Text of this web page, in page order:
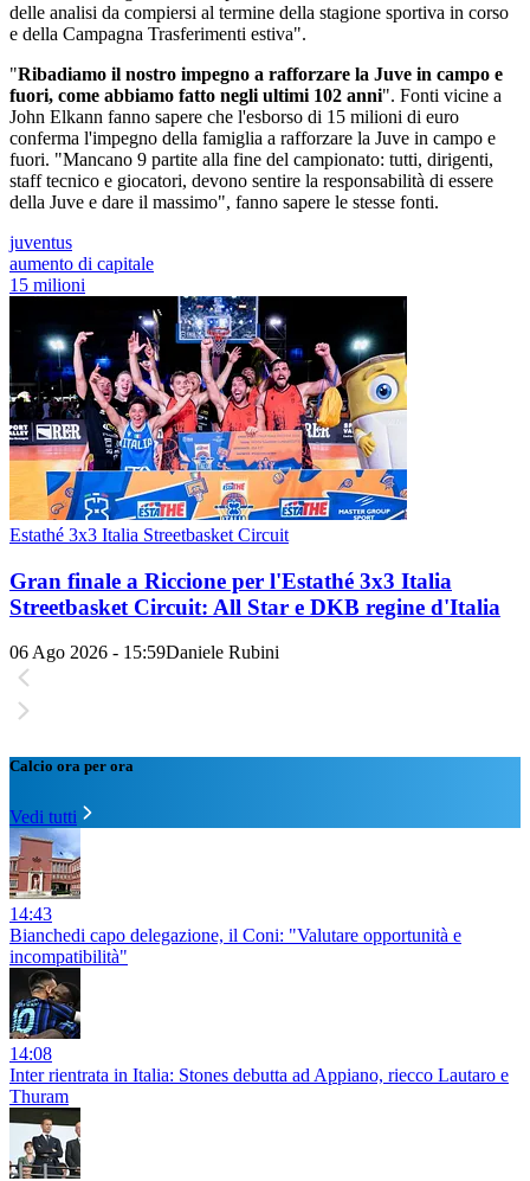
delle analisi da compiersi al termine della stagione sportiva in corso
e della Campagna Trasferimenti estiva".
"Ribadiamo il nostro impegno a rafforzare la Juve in campo e
fuori, come abbiamo fatto negli ultimi 102 anni". Fonti vicine a
John Elkann fanno sapere che l'esborso di 15 milioni di euro
conferma l'impegno della famiglia a rafforzare la Juve in campo e
fuori. "Mancano 9 partite alla fine del campionato: tutti, dirigenti,
staff tecnico e giocatori, devono sentire la responsabilità di essere
della Juve e dare il massimo", fanno sapere le stesse fonti.
juventus
aumento di capitale
15 milioni
Estathé 3x3 Italia Streetbasket Circuit
Gran finale a Riccione per l'Estathé 3x3 Italia
Streetbasket Circuit: All Star e DKB regine d'Italia
06 Ago 2026 - 15:59Daniele Rubini
Calcio ora per ora
Vedi tutti
14:43
Bianchedi capo delegazione, il Coni: "Valutare opportunità e
incompatibilità"
14:08
Inter rientrata in Italia: Stones debutta ad Appiano, riecco Lautaro e
Thuram